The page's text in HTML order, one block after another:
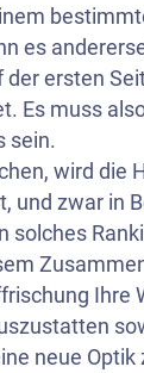
es
ersten
Es muss
sein.
wird die
und zwar in
solches
Ihre
neue Optik